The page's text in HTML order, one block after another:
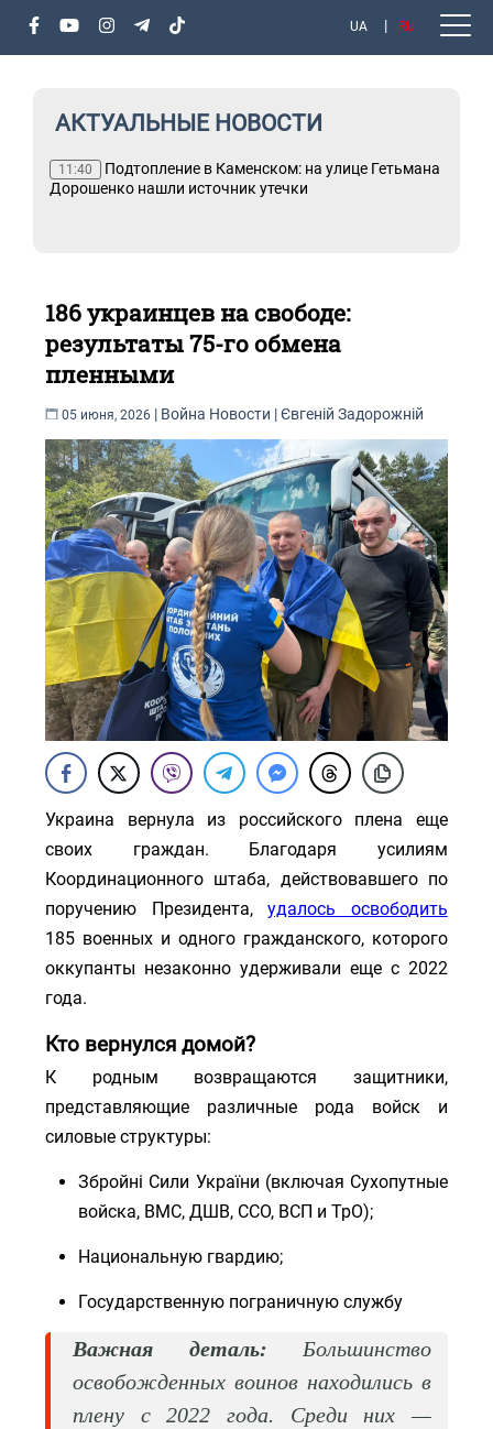
UA RU
АКТУАЛЬНЫЕ НОВОСТИ
11:40
Подтопление в Каменском: на улице Гетьмана
Дорошенко нашли источник утечки
186 украинцев на свободе:
результаты 75-го обмена
пленными
05 июня, 2026 | Война Новости |Євгеній Задорожній
Украина вернула из российского плена еще
своих граждан. Благодаря усилиям
Координационного штаба, действовавшего по
поручению Президента,удалось освободить
185 военных и одного гражданского, которого
оккупанты незаконно удерживали еще с 2022
года.
Кто вернулся домой?
К родным возвращаются защитники,
представляющие различные рода войск и
силовые структуры:
Збройні Сили України (включая Сухопутные
войска, ВМС, ДШВ, ССО, ВСП и ТрО);
Национальную гвардию;
Государственную пограничную службу
Важная деталь: Большинство
освобожденных воинов находились в
плену с 2022 года. Среди них —